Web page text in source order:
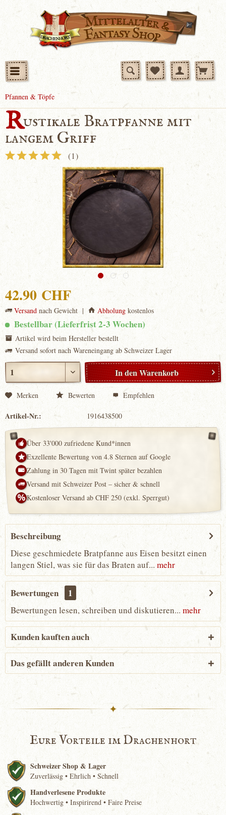
Pfannen & Töpfe
Rustikale Bratpfanne mit
langem Griff
(1)
42.90 CHF
Versandnach Gewicht | Abholungkostenlos
Bestellbar (Lieferfrist 2-3 Wochen)
Artikel wird beim Hersteller bestellt
Versand sofort nach Wareneingang ab Schweizer Lager
In denWarenkorb
Merken Bewerten Empfehlen
Artikel-Nr.: 1916438500
Über 33'000 zufriedene Kund*innen
Exzellente Bewertung von 4.8 Sternen auf Google
Zahlung in 30 Tagen mit Twint später bezahlen
Versand mit Schweizer Post – sicher & schnell
Kostenloser Versand ab CHF 250 (exkl. Sperrgut)
Beschreibung
Diese geschmiedete Bratpfanne aus Eisen besitzt einen
langen Stiel, was sie für das Braten auf... mehr
Bewertungen 1
Bewertungen lesen, schreiben und diskutieren... mehr
Kunden kauften auch
Das gefällt anderen Kunden
✦
Eure Vorteile im Drachenhort
Schweizer Shop & Lager
Zuverlässig • Ehrlich • Schnell
Handverlesene Produkte
Hochwertig • Inspirirend • Faire Preise